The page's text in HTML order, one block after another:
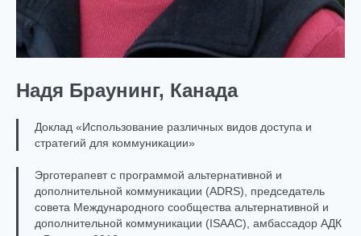
Надя Браунинг, Канада
Доклад «Использование различных видов доступа и
стратегий для коммуникации»
Эрготерапевт с программой альтернативной и
дополнительной коммуникации (ADRS), председатель
совета Международного сообщества альтернативной и
дополнительной коммуникации (ISAAC), амбассадор АДК